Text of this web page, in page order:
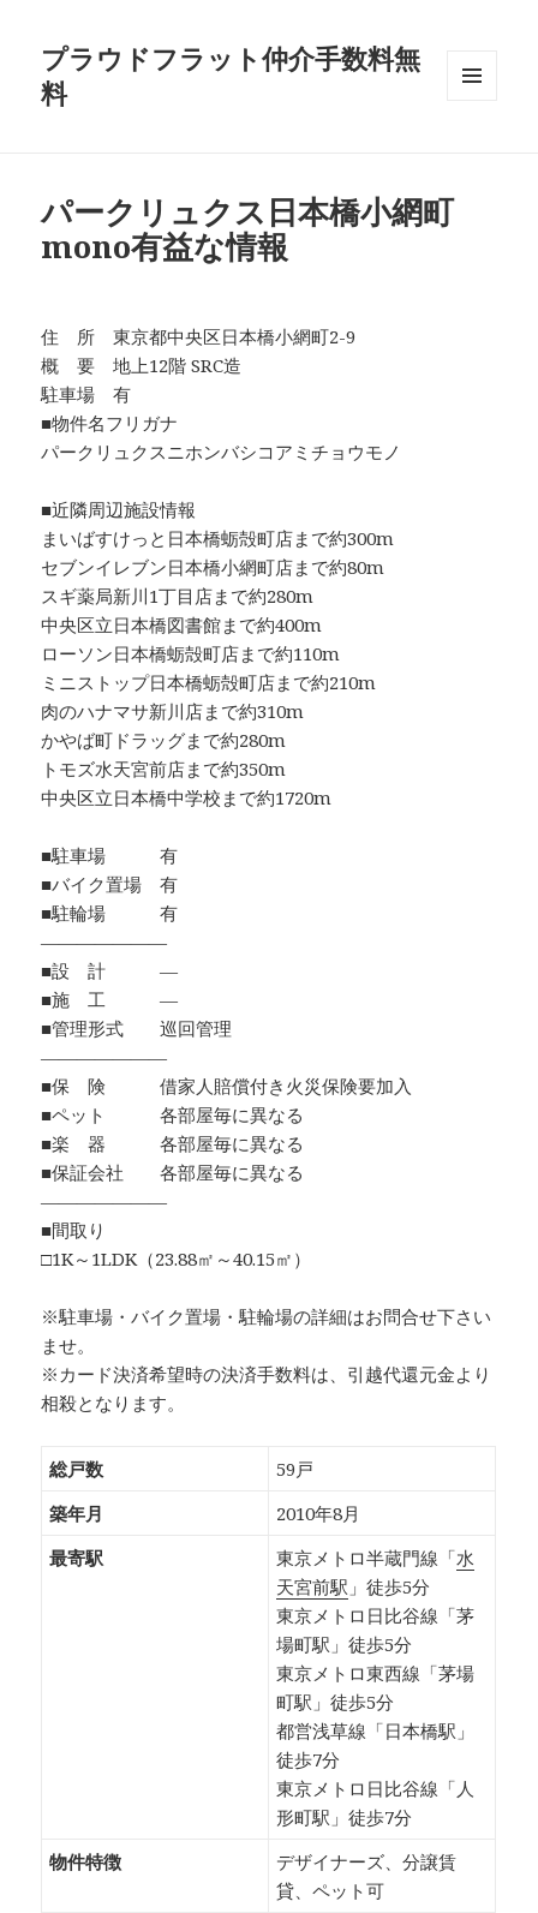
プラウドフラット仲介手数料無
料
パークリュクス日本橋小網町
mono有益な情報
住 所 東京都中央区日本橋小網町2-9
概 要 地上12階 SRC造
駐車場 有
■物件名フリガナ
パークリュクスニホンバシコアミチョウモノ
■近隣周辺施設情報
まいばすけっと日本橋蛎殻町店まで約300m
セブンイレブン日本橋小網町店まで約80m
スギ薬局新川1丁目店まで約280m
中央区立日本橋図書館まで約400m
ローソン日本橋蛎殻町店まで約110m
ミニストップ日本橋蛎殻町店まで約210m
肉のハナマサ新川店まで約310m
かやば町ドラッグまで約280m
トモズ水天宮前店まで約350m
中央区立日本橋中学校まで約1720m
■駐車場 有
■バイク置場 有
■駐輪場 有
―――――――
■設 計 ―
■施 工 ―
■管理形式 巡回管理
―――――――
■保 険 借家人賠償付き火災保険要加入
■ペット 各部屋毎に異なる
■楽 器 各部屋毎に異なる
■保証会社 各部屋毎に異なる
―――――――
■間取り
□1K～1LDK（23.88㎡～40.15㎡）
※駐車場・バイク置場・駐輪場の詳細はお問合せ下さい
ませ。
※カード決済希望時の決済手数料は、引越代還元金より
相殺となります。
総戸数
59戸
築年月
2010年8月
最寄駅
東京メトロ半蔵門線「水
天宮前駅 」徒歩5分
東京メトロ日比谷線「茅
場町駅」徒歩5分
東京メトロ東西線「茅場
町駅」徒歩5分
都営浅草線「日本橋駅」
徒歩7分
東京メトロ日比谷線「人
形町駅」徒歩7分
物件特徴
デザイナーズ、分譲賃
貸、ペット可